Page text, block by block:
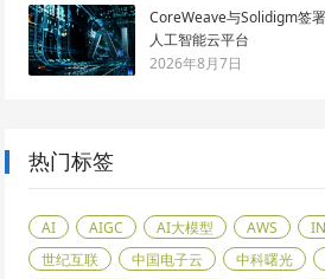
CoreWeave与Solidigm签
人工智能云平台
2026年8月7日
热门标签
AI AIGC AI大模型 AWS
世纪互联
中国电子云 中科曙光